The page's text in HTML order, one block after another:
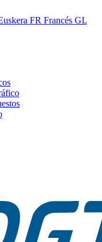
FR Francés GL